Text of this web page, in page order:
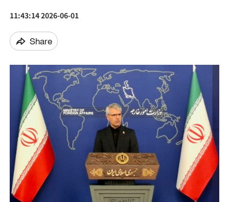
11:43:14 2026-06-01
Share